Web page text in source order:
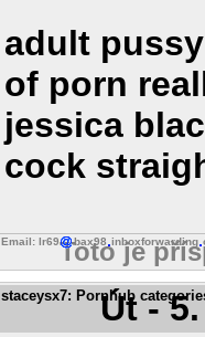
adult
of porn
jessica
cock
Email: lr69 bax98 inboxforwarding
Toto je
staceysx7: Pornhub
Út -